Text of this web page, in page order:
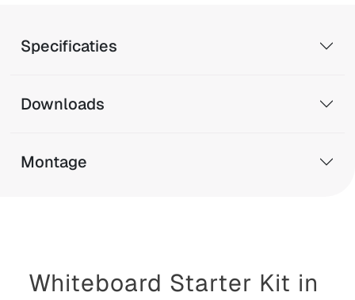
Specificaties
Downloads
Montage
Whiteboard Starter Kit in